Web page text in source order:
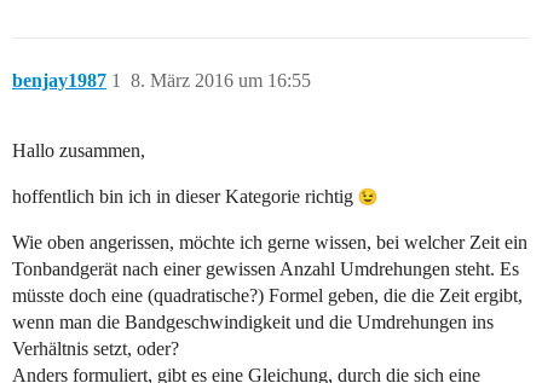
benjay1987 8. März 2016 um 16:55
1
Hallo zusammen,
hoffentlich bin ich in dieser Kategorie richtig
Wie oben angerissen, möchte ich gerne wissen, bei welcher Zeit ein
Tonbandgerät nach einer gewissen Anzahl Umdrehungen steht. Es
müsste doch eine (quadratische?) Formel geben, die die Zeit ergibt,
wenn man die Bandgeschwindigkeit und die Umdrehungen ins
Verhältnis setzt, oder?
Anders formuliert, gibt es eine Gleichung, durch die sich eine